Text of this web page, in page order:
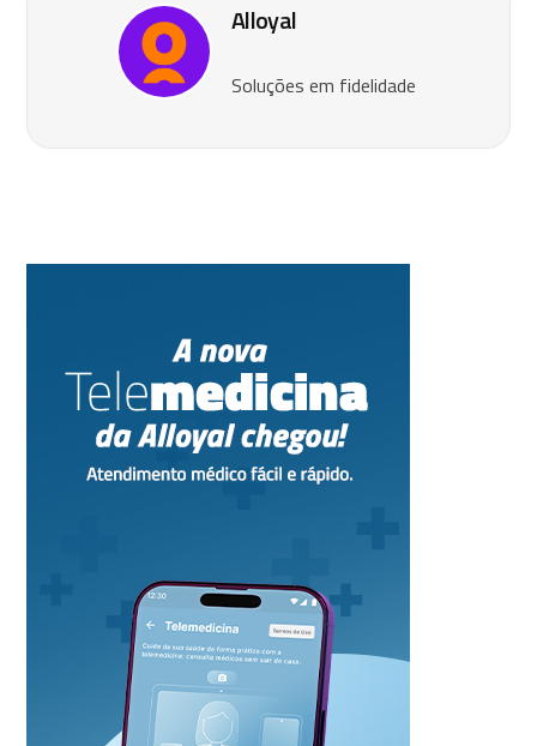
Alloyal
Soluções em fidelidade